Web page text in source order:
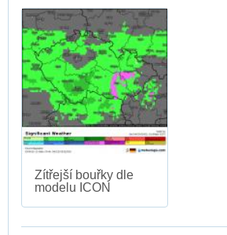
Zítřejší bouřky dle
modelu ICON